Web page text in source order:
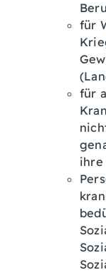
für
für
ihre